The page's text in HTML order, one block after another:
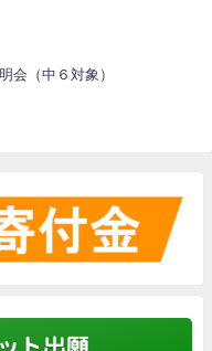
会（中６対象）